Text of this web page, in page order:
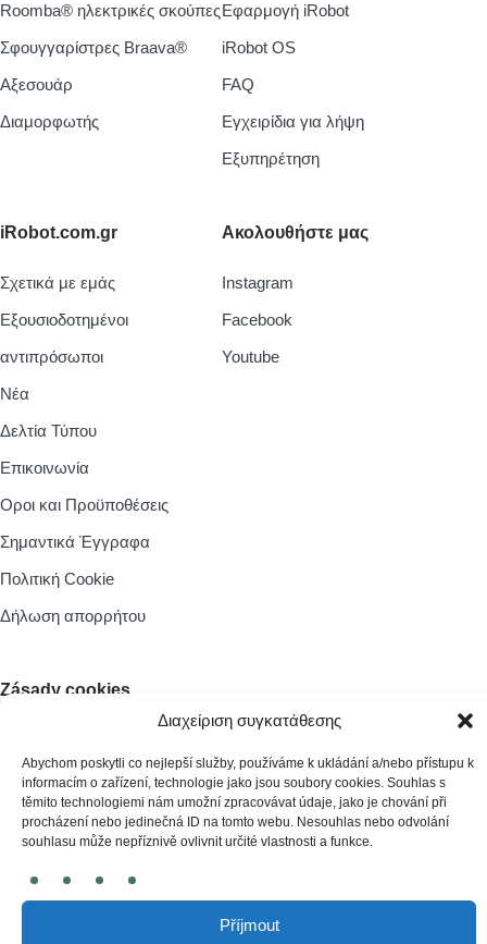
Διαχείριση συγκατάθεσης
Abychom poskytli co nejlepší služby, používáme k ukládání a/nebo přístupu k
informacím o zařízení, technologie jako jsou soubory cookies. Souhlas s
těmito technologiemi nám umožní zpracovávat údaje, jako je chování při
procházení nebo jedinečná ID na tomto webu. Nesouhlas nebo odvolání
souhlasu může nepříznivě ovlivnit určité vlastnosti a funkce.
Příjmout
Roomba® ηλεκτρικές σκούπες
Σφουγγαρίστρες Braava®
Aξεσουάρ
Διαμορφωτής
Εφαρμογή iRobot
iRobot OS
FAQ
Εγχειρίδια για λήψη
Εξυπηρέτηση
iRobot.com.gr
Σχετικά με εμάς
Εξουσιοδοτημένοι
αντιπρόσωποι
Νέα
Δελτία Τύπου
Επικοινωνία
Οροι και Προϋποθέσεις
Σημαντικά Έγγραφα
Πολιτική Cookie
Δήλωση απορρήτου
Ακολουθήστε μας
Instagram
Facebook
Youtube
Zásady cookies
© 2026 irobot.cz All Rights Reserved
Webdesign by Kennymax Visual Designer